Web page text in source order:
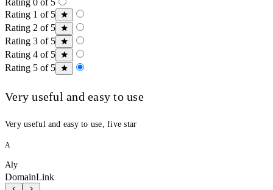
Rating 1 of 5
Rating 2 of 5
Rating 3 of 5
Rating 4 of 5
Rating 5 of 5
Very useful and easy to use
Very useful and easy to use, five star
A
Aly
DomainLink